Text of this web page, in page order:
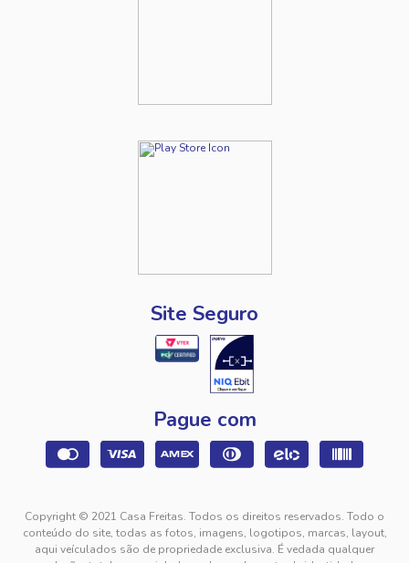
Site Seguro
Pague com
Copyright © 2021 Casa Freitas. Todos os direitos reservados. Todo o
conteúdo do site, todas as fotos, imagens, logotipos, marcas, layout,
aqui veículados são de propriedade exclusiva. É vedada qualquer